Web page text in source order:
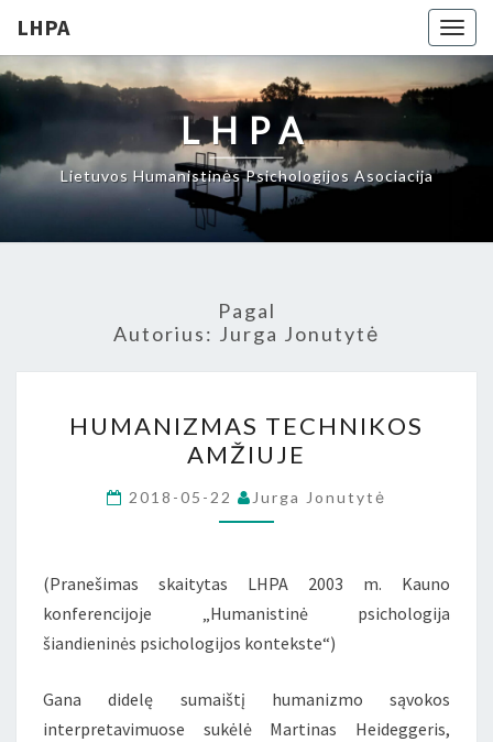
LHPA
LHPA
Lietuvos Humanistinės Psichologijos Asociacija
Pagal
Autorius: Jurga Jonutytė
TECHNIKOS
AMŽIUJE
HUMANIZMAS TECHNIKOS
AMŽIUJE
2018-05-22 Jurga Jonutytė
(Pranešimas skaitytas LHPA 2003 m. Kauno
konferencijoje „Humanistinė psichologija
šiandieninės psichologijos kontekste“)
Gana didelę sumaištį humanizmo sąvokos
interpretavimuose sukėlė Martinas Heideggeris,